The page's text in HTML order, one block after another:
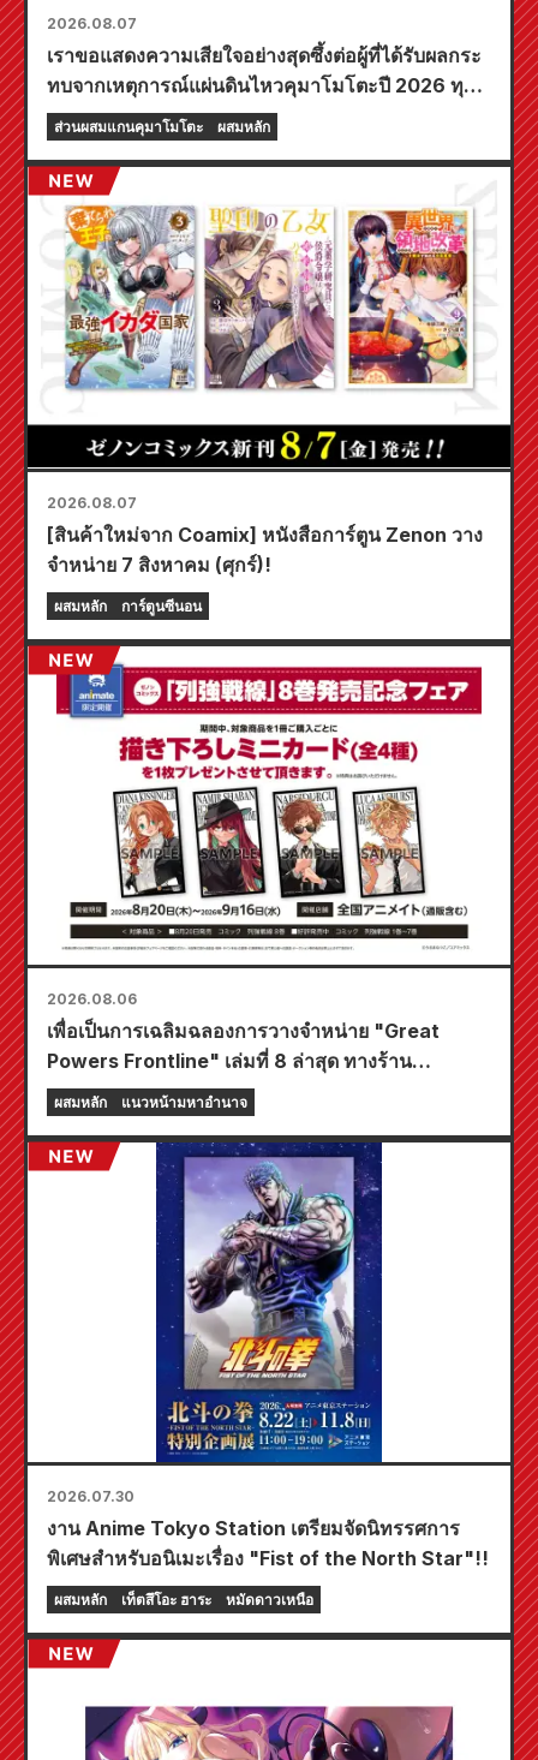
2026.08.07
เราขอแสดงความเสียใจอย่างสุดซึ้งต่อผู้ที่ได้รับผลกระ
ทบจากเหตุการณ์แผ่นดินไหวคุมาโมโตะปี 2026 ทุก
ท่าน
ส่วนผสมแกนคุมาโมโตะ ผสมหลัก
2026.08.07
[สินค้าใหม่จาก Coamix] หนังสือการ์ตูน Zenon วาง
จำหน่าย 7 สิงหาคม (ศุกร์)!
ผสมหลัก การ์ตูนซีนอน
2026.08.06
เพื่อเป็นการเฉลิมฉลองการวางจำหน่าย "Great
Powers Frontline" เล่มที่ 8 ล่าสุด ทางร้าน
Animate ทั่วประเทศจะจัดงานอีเวนต์พิเศษในช่วง
เวลาจำกัด เริ่มตั้งแต่วันที่ 20 สิงหาคม โดยคุณ
สามารถรับมินิการ์ดสุดพิเศษ (ทั้งหมด 4 แบบ) ได้ที่นี่!
ผสมหลัก แนวหน้ามหาอำนาจ
2026.07.30
งาน Anime Tokyo Station เตรียมจัดนิทรรศการ
พิเศษสำหรับอนิเมะเรื่อง "Fist of the North Star"!!
ผสมหลัก เท็ตสึโอะ ฮาระ หมัดดาวเหนือ